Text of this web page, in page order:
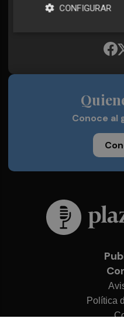
Conoce al
Política
CONFIGURAR